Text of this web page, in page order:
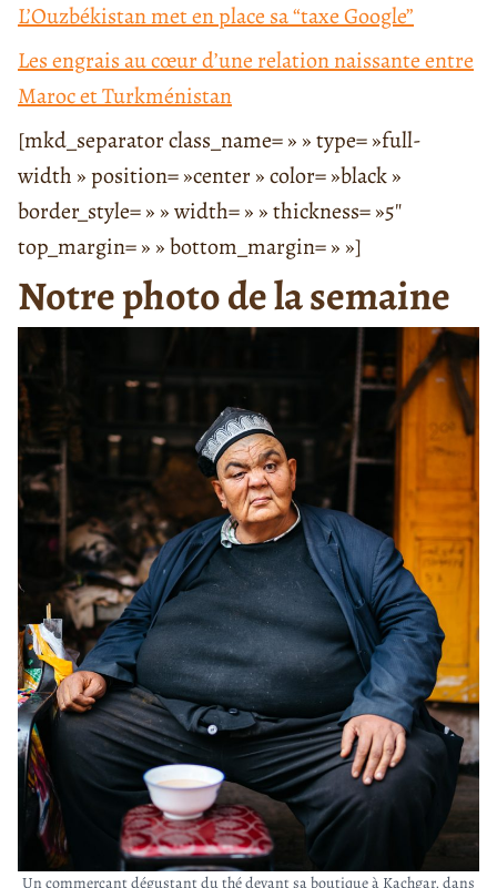
L’Ouzbékistan met en place sa “taxe Google”
Les engrais au cœur d’une relation naissante entre
Maroc et Turkménistan
[mkd_separator class_name= » » type= »full-
width » position= »center » color= »black »
border_style= » » width= » » thickness= »5″
top_margin= » » bottom_margin= » »]
Notre photo de la semaine
Un commerçant dégustant du thé devant sa boutique à Kachgar, dans